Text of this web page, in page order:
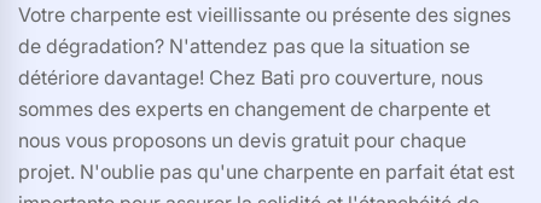
Votre charpente est vieillissante ou présente des signes
de dégradation? N'attendez pas que la situation se
détériore davantage! Chez Bati pro couverture, nous
sommes des experts en changement de charpente et
nous vous proposons un devis gratuit pour chaque
projet. N'oublie pas qu'une charpente en parfait état est